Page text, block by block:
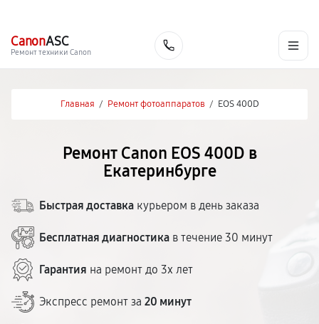
CanonASC
Ремонт техники Canon
Главная / Ремонт фотоаппаратов / EOS 400D
Ремонт Canon EOS 400D в
Екатеринбурге
Быстрая доставка курьером в день заказа
Бесплатная диагностика в течение 30 минут
Гарантия на ремонт до 3х лет
Экспресс ремонт за 20 минут